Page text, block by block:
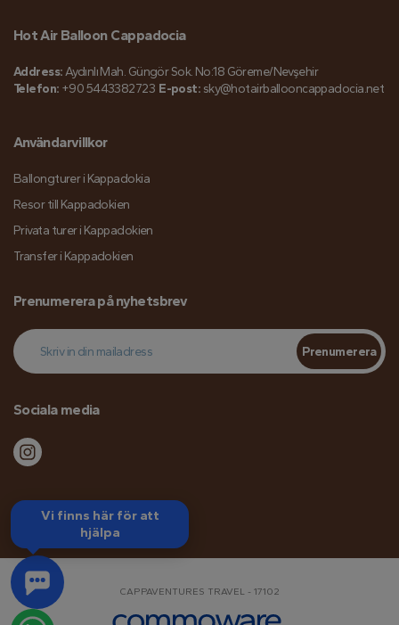
Hot Air Balloon Cappadocia
Address:Aydınlı Mah. Güngör Sok. No:18 Göreme/Nevşehir
Telefon: +90 5443382723 E-post: sky@hotairballooncappadocia.net
Användarvillkor
Ballongturer i Kappadokia
Resor till Kappadokien
Privata turer i Kappadokien
Transfer i Kappadokien
Prenumerera på nyhetsbrev
Prenumerera
Sociala media
CAPPAVENTURES TRAVEL - 17102
Vi finns här för att
hjälpa